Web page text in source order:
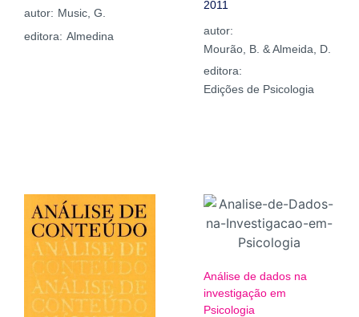
autor: Music, G.
editora: Almedina
2011
autor:
Mourão, B. & Almeida, D.
editora:
Edições de Psicologia
Análise de dados na
investigação em
Psicologia